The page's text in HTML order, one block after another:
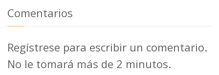
Comentarios
Regístrese para escribir un comentario.
No le tomará más de 2 minutos.